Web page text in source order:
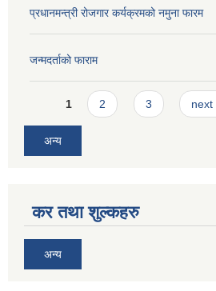
प्रधानमन्त्री रोजगार कर्यक्रमको नमुना फारम
जन्मदर्ताको फाराम
Pages
1 2 3 next
अन्य
कर तथा शुल्कहरु
अन्य